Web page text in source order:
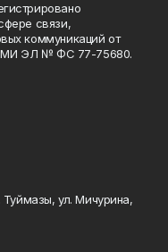
связи,
коммуникаций от
СМИ ЭЛ № ФС 77-75680.
ул. Мичурина,